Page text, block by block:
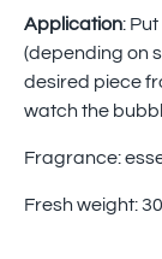
Application:
(depending on
desired piece
watch the
Fragrance:
Fresh weight: